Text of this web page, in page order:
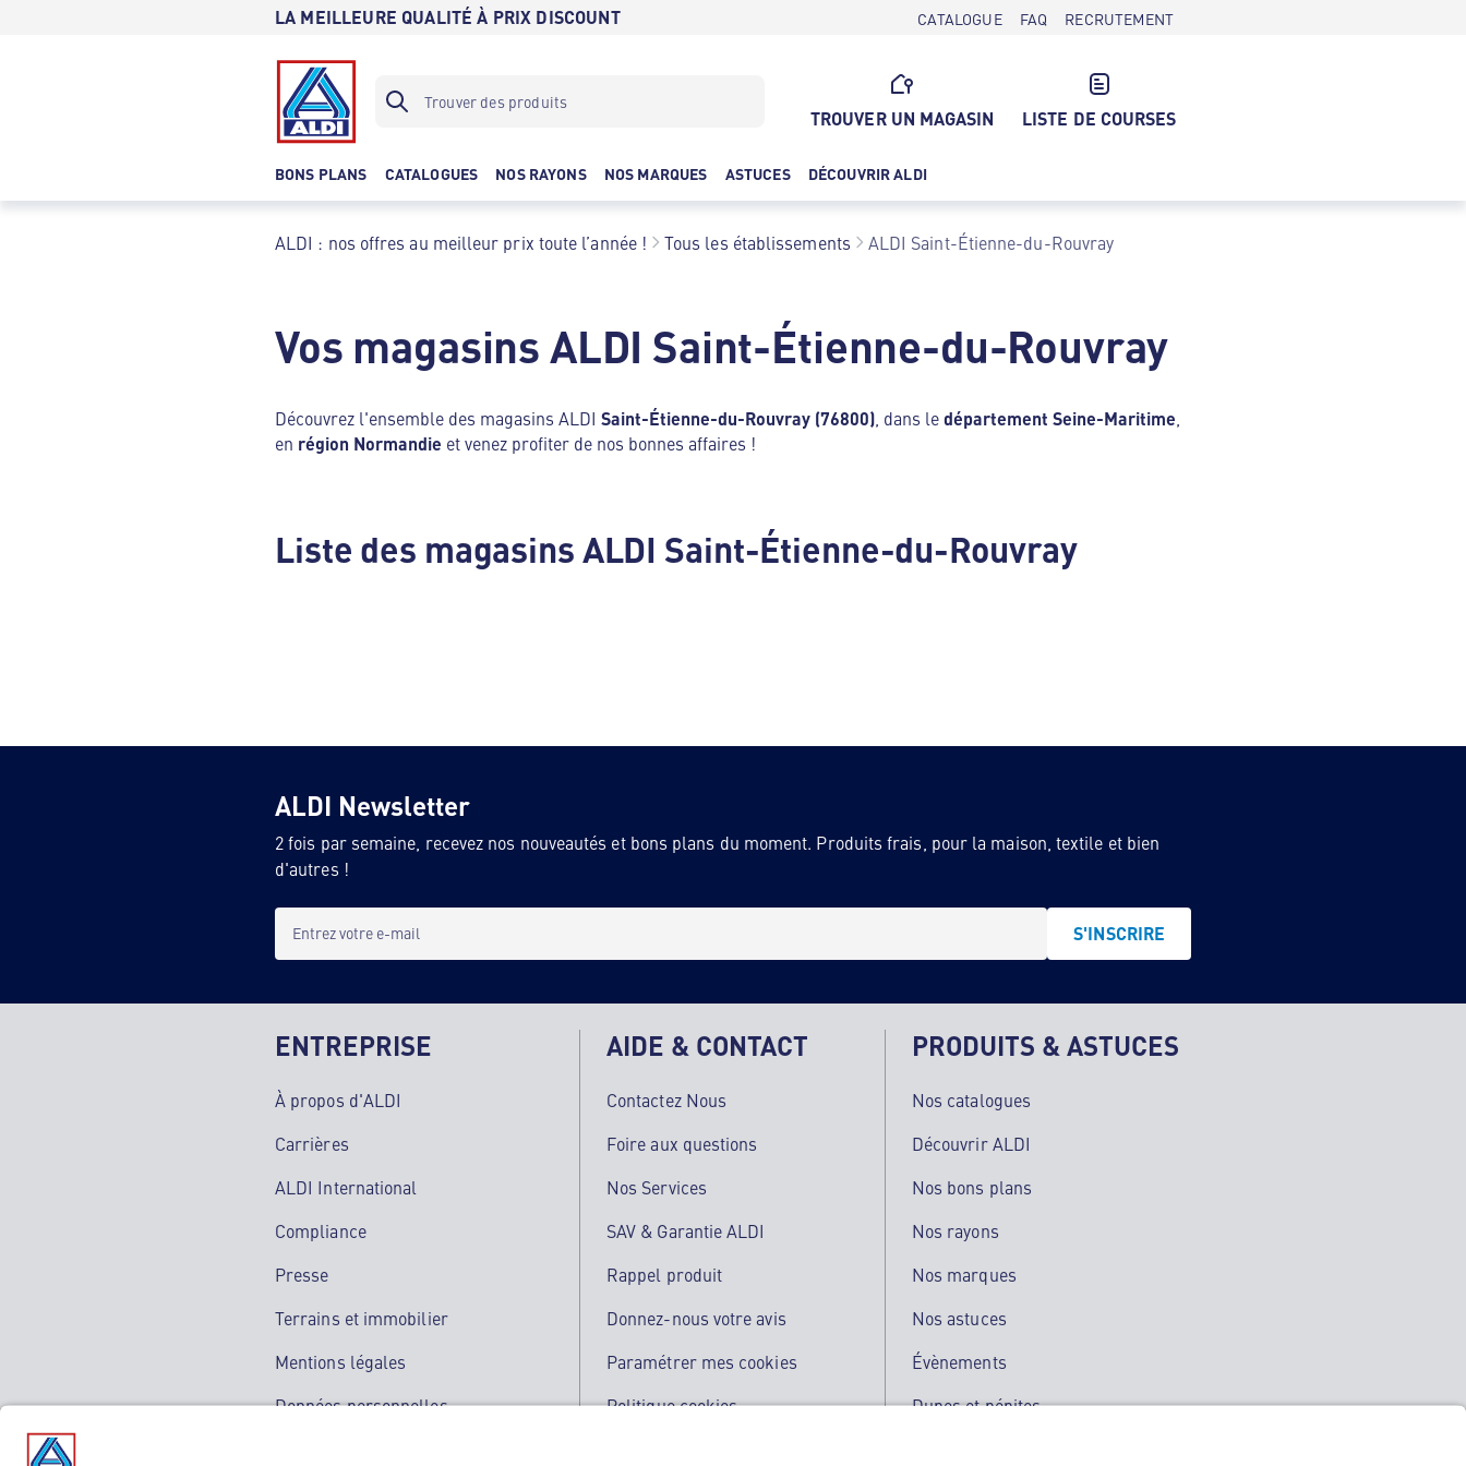
LA MEILLEURE QUALITÉ À PRIX DISCOUNT CATALOGUE FAQ RECRUTEMENT
TROUVER UN MAGASIN LISTE DE COURSES
BONS PLANS CATALOGUES NOS RAYONS NOS MARQUES ASTUCES DÉCOUVRIR ALDI
ALDI : nos offres au meilleur prix toute l’année ! Tous les établissements ALDI Saint-Étienne-du-Rouvray
Vos magasins ALDI Saint-Étienne-du-Rouvray
Découvrez l'ensemble des magasins ALDI Saint-Étienne-du-Rouvray (76800) , dans ledépartement Seine-Maritime
en région Normandie et venez profiter de nos bonnes affaires !
Liste des magasins ALDI Saint-Étienne-du-Rouvray
ALDI Newsletter
2 fois par semaine, recevez nos nouveautés et bons plans du moment. Produits frais, pour la maison, textile et bien
d'autres !
Entrez votre e-mail S'INSCRIRE
ENTREPRISE
À propos d'ALDI
Carrières
ALDI International
Compliance
Presse
Terrains et immobilier
Mentions légales
Données personnelles
AIDE & CONTACT
Contactez Nous
Foire aux questions
Nos Services
SAV & Garantie ALDI
Rappel produit
Donnez-nous votre avis
Paramétrer mes cookies
Politique cookies
PRODUITS & ASTUCES
Nos catalogues
Découvrir ALDI
Nos bons plans
Nos rayons
Nos marques
Nos astuces
Évènements
Dupes et pépites